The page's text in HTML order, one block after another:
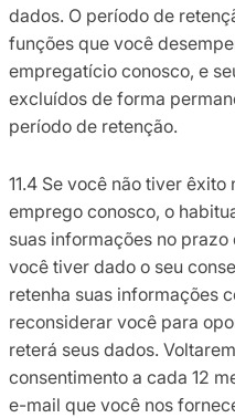
dados. O período de
funções que você
empregatício conosco, e
excluídos de forma
período de retenção.
11.4 Se você não tiver
emprego conosco, o
suas informações no prazo
você tiver dado o seu
retenha suas informações
reconsiderar você para
reterá seus dados.
consentimento a cada 12
e-mail que você nos